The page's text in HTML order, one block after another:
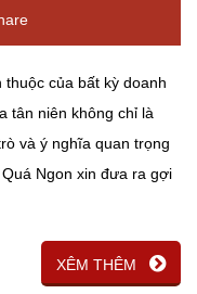
của bất kỳ doanh
tân niên không chỉ là
và ý nghĩa quan trọng
Ngon xin đưa ra gợi
XÊM THÊM